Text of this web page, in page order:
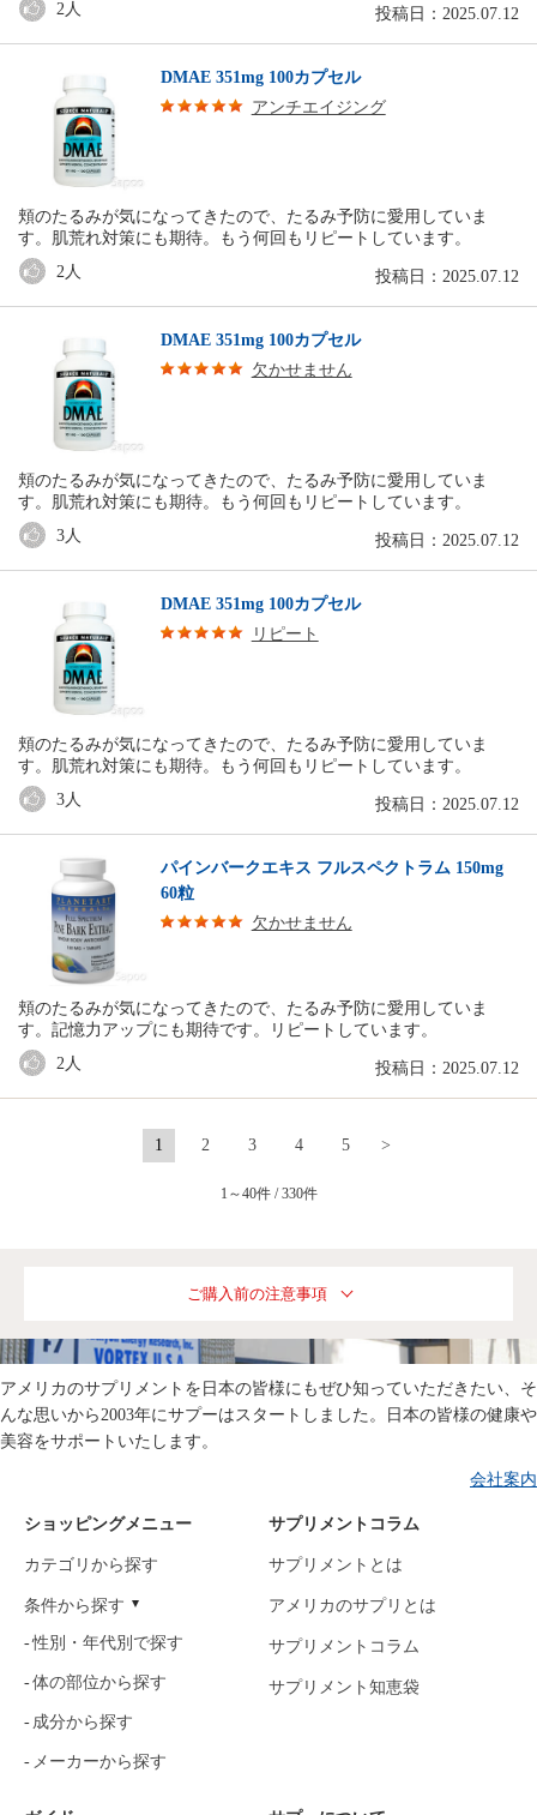
投稿日：2025.07.12
2 人
DMAE 351mg 100カプセル
アンチエイジング
頬のたるみが気になってきたので、たるみ予防に愛用していま
す。肌荒れ対策にも期待。もう何回もリピートしています。
投稿日：2025.07.12
2人
DMAE 351mg 100カプセル
欠かせません
頬のたるみが気になってきたので、たるみ予防に愛用していま
す。肌荒れ対策にも期待。もう何回もリピートしています。
投稿日：2025.07.12
3人
DMAE 351mg 100カプセル
リピート
頬のたるみが気になってきたので、たるみ予防に愛用していま
す。肌荒れ対策にも期待。もう何回もリピートしています。
投稿日：2025.07.12
3 人
パインバークエキス フルスペクトラム 150mg
60粒
欠かせません
頬のたるみが気になってきたので、たるみ予防に愛用していま
す。記憶力アップにも期待です。リピートしています。
投稿日：2025.07.12
2 人
1 2 3 4 5 >
1～40件 / 330件
ご購入前の注意事項
アメリカのサプリメントを日本の皆様にもぜひ知っていただきたい、そ
んな思いから2003年にサプーはスタートしました。日本の皆様の健康や
美容をサポートいたします。
会社案内
ショッピングメニュー
カテゴリから探す
条件から探す
性別・年代別で探す
体の部位から探す
成分から探す
メーカーから探す
サプリメントコラム
サプリメントとは
アメリカのサプリとは
サプリメントコラム
サプリメント知恵袋